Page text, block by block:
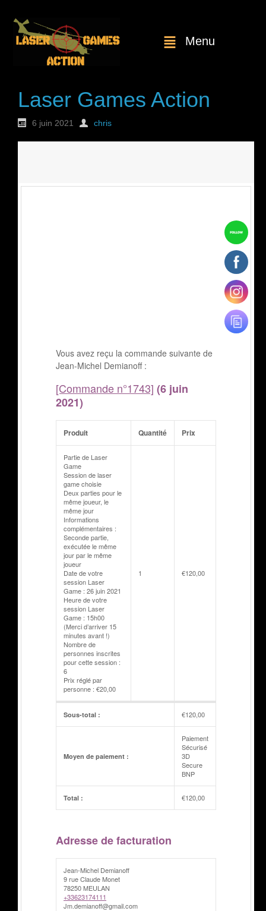
Menu
Laser Games Action
6 juin 2021 chris
Vous avez reçu la commande suivante de
Jean-Michel Demianoff :
[Commande n°1743] (6 juin
2021)
Produit Quantité Prix
Partie de Laser
Game
Session de laser
game choisie
Deux parties pour le
même joueur, le
même jour
Informations
complémentaires :
Seconde partie,
exécutée le même
jour par le même
joueur
Date de votre
session Laser
Game : 26 juin 2021
Heure de votre
session Laser
Game : 15h00
(Merci d’arriver 15
minutes avant !)
Nombre de
personnes inscrites
pour cette session :
6
Prix réglé par
personne : €20,00
1 €120,00
Sous-total : €120,00
Moyen de paiement :
Paiement
Sécurisé
3D
Secure
BNP
Total : €120,00
Adresse de facturation
Jean-Michel Demianoff
9 rue Claude Monet
78250 MEULAN
+33623174111
Jm.demianoff@gmail.com